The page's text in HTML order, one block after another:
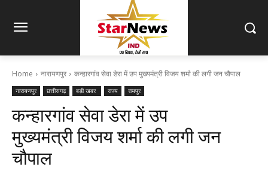
Home नारायणपुर कन्हारगांव सेवा डेरा में उप मुख्यमंत्री विजय शर्मा की लगी जन चौपाल
नारायणपुर छत्तीसगढ़ बड़ी खबर राज्य रायपुर
कन्हारगांव सेवा डेरा में उप
मुख्यमंत्री विजय शर्मा की लगी जन
चौपाल